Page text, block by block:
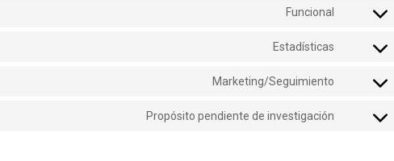
google-
Funcional
Consent
learnpress
Estadísticas
Consent
google-
Marketing/Seguimiento
Consent
Propósito pendiente de investigación
Consent